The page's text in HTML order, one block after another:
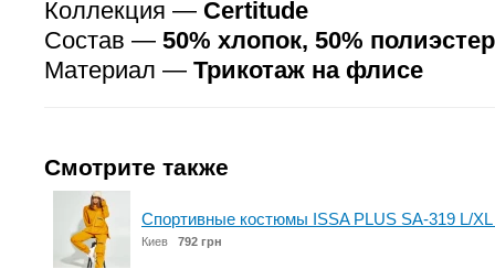
Коллекция — Certitude
Состав — 50% хлопок, 50% полиэстер
Материал — Трикотаж на флисе
Смотрите также
Спортивные костюмы ISSA PLUS SA-319 L/XL
Киев 792 грн